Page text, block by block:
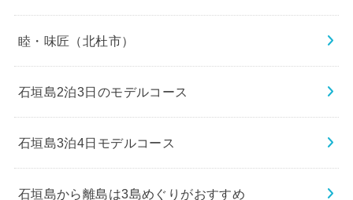
睦・味匠（北杜市）
石垣島2泊3日のモデルコース
石垣島3泊4日モデルコース
石垣島から離島は3島めぐりがおすすめ